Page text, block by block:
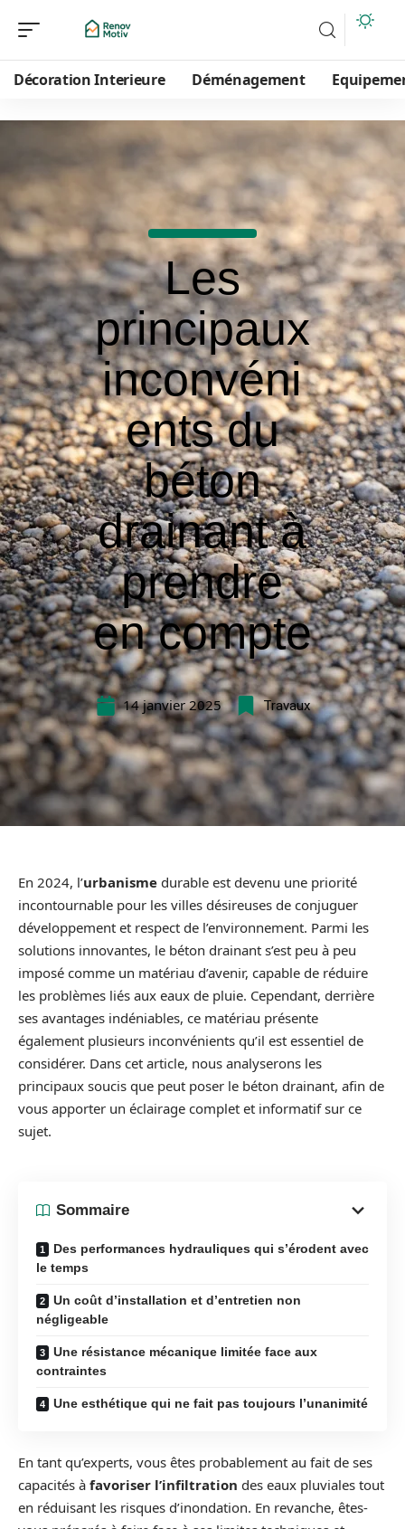
Décoration Interieure Déménagement
Les
principaux
inconvéni
ents du
béton
drainant à
prendre
en compte
14 janvier 2025 Travaux
En 2024, l’urbanisme durable est devenu une priorité
incontournable pour les villes désireuses de conjuguer
développement et respect de l’environnement. Parmi les
solutions innovantes, le béton drainant s’est peu à peu
imposé comme un matériau d’avenir, capable de réduire
les problèmes liés aux eaux de pluie. Cependant, derrière
ses avantages indéniables, ce matériau présente
également plusieurs inconvénients qu’il est essentiel de
considérer. Dans cet article, nous analyserons les
principaux soucis que peut poser le béton drainant, afin de
vous apporter un éclairage complet et informatif sur ce
sujet.
Sommaire
Des performances hydrauliques qui s’érodent avec
le temps
Un coût d’installation et d’entretien non
négligeable
Une résistance mécanique limitée face aux
contraintes
Une esthétique qui ne fait pas toujours l’unanimité
En tant qu’experts, vous êtes probablement au fait de ses
capacités à favoriser l’infiltration des eaux pluviales tout
en réduisant les risques d’inondation. En revanche, êtes-